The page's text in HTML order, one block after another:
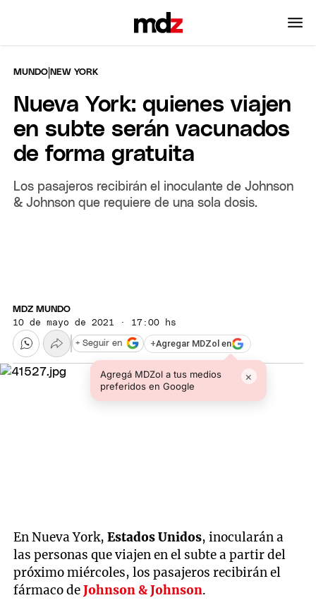
MUNDO |NEW YORK
Nueva York: quienes viajen
en subte serán vacunados
de forma gratuita
Los pasajeros recibirán el inoculante de Johnson
& Johnson que requiere de una sola dosis.
MDZ MUNDO
10 de mayo de 2021 · 17:00 hs
+Agregar MDZol en
Agregá MDZol a tus medios
preferidos en Google
×
+ Seguir en
En Nueva York,Estados Unidos, inocularán a
las personas que viajen en el subte a partir del
próximo miércoles, los pasajeros recibirán el
fármaco deJohnson & Johnson.